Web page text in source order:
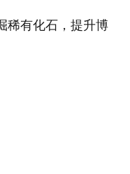
稀有化石，提升博